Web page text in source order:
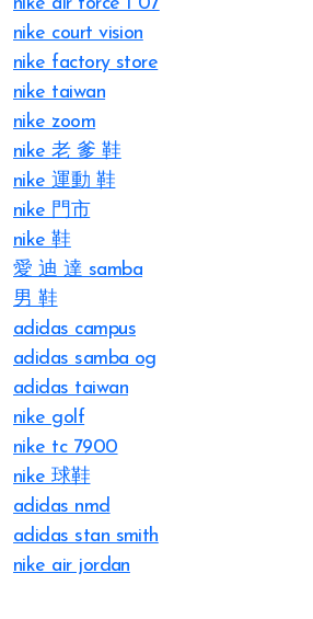
nike court vision
nike factory store
nike taiwan
nike zoom
nike 老 爹 鞋
nike 運動 鞋
nike 門市
nike 鞋
愛 迪 達 samba
男 鞋
adidas campus
adidas samba og
adidas taiwan
nike golf
nike tc 7900
nike 球鞋
adidas nmd
adidas stan smith
nike air jordan